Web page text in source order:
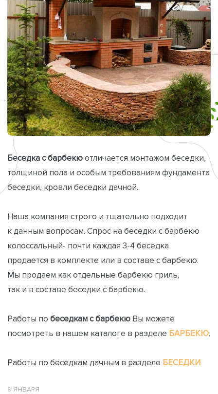
Беседка с барбекю отличается монтажом беседки,
толщиной пола и особым требованиям фундамента
беседки, кровли беседки дачной.
Наша компания строго и тщательно подходит
к данным вопросам. Спрос на беседки с барбекю
колоссальный- почти каждая 3-4 беседка
продается в комплекте или в составе с барбекю.
Мы продаем как отдельные барбекю гриль,
так и в составе беседки с барбекю.
Работы по беседкам с барбекю Вы можете
посмотреть в нашем каталоге в разделе БАРБЕКЮ
Работы по беседкам дачным в разделе БЕСЕДКИ
8 ЯНВАРЯ